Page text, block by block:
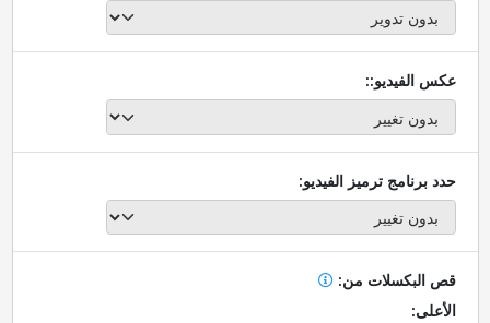
عكس الفيديو::
حدد برنامج ترميز الفيديو:
قص البكسلات من:
الأعلى: